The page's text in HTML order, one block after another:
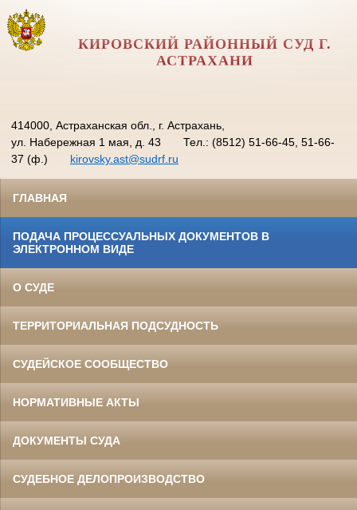
КИРОВСКИЙ РАЙОННЫЙ СУД Г.
АСТРАХАНИ
414000, Астраханская обл., г. Астрахань,
ул. Набережная 1 мая, д. 43
Тел.: (8512) 51-66-45, 51-66-
37 (ф.)
kirovsky.ast@sudrf.ru
ГЛАВНАЯ
ПОДАЧА ПРОЦЕССУАЛЬНЫХ ДОКУМЕНТОВ В
ЭЛЕКТРОННОМ ВИДЕ
О СУДЕ
ТЕРРИТОРИАЛЬНАЯ ПОДСУДНОСТЬ
СУДЕЙСКОЕ СООБЩЕСТВО
НОРМАТИВНЫЕ АКТЫ
ДОКУМЕНТЫ СУДА
СУДЕБНОЕ ДЕЛОПРОИЗВОДСТВО